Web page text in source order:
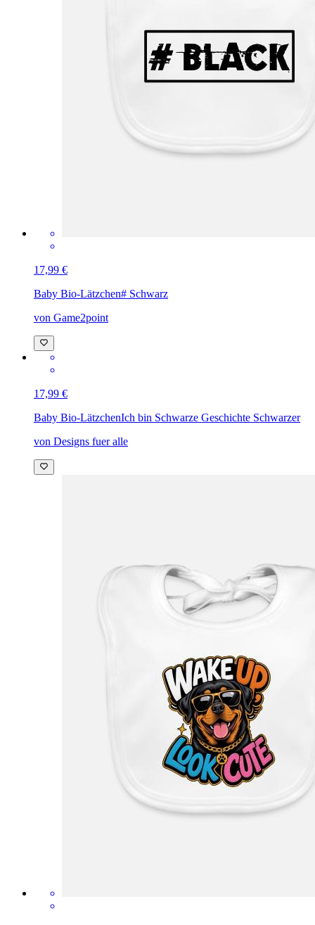
17,99 €
Baby Bio-Lätzchen# Schwarz
von Game2point
17,99 €
Baby Bio-LätzchenIch bin Schwarze Geschichte Schwarzer
von Designs fuer alle